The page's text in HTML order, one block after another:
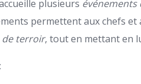
plusieurs événements
permettent aux chefs
terroir, tout en mettant en